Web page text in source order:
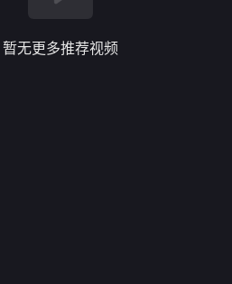
暂无更多推荐视频